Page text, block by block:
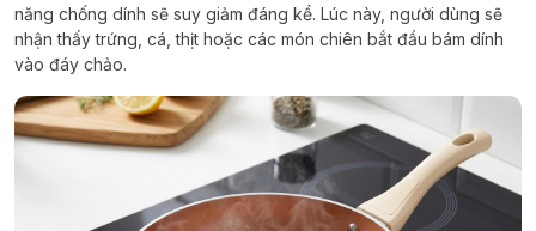
năng chống dính sẽ suy giảm đáng kể. Lúc này, người dùng sẽ
nhận thấy trứng, cá, thịt hoặc các món chiên bắt đầu bám dính
vào đáy chảo.